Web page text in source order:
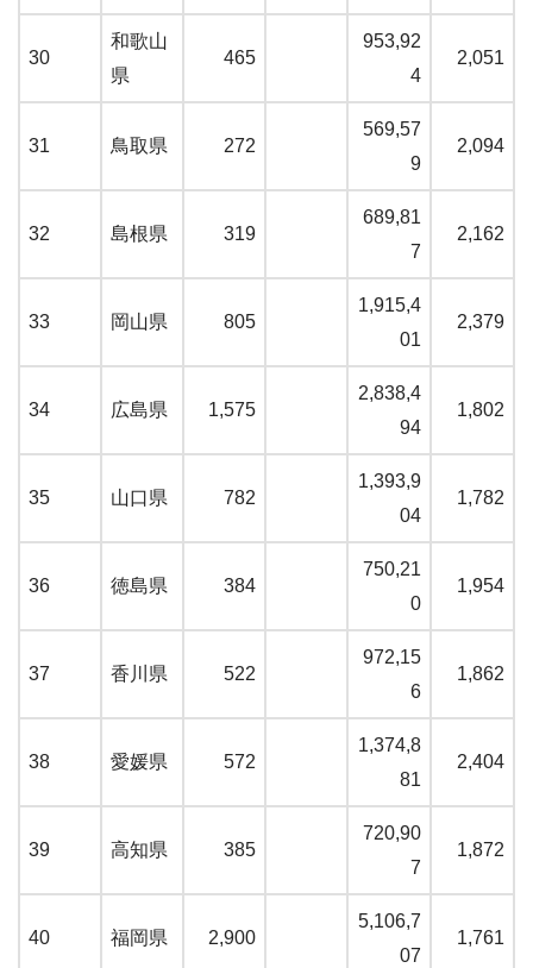
30
和歌山
県
465
953,92
4
2,051
31 鳥取県 272
569,57
9
2,094
32 島根県 319
689,81
7
2,162
33 岡山県 805
1,915,4
01
2,379
34 広島県 1,575
2,838,4
94
1,802
35 山口県 782
1,393,9
04
1,782
36 徳島県 384
750,21
0
1,954
37 香川県 522
972,15
6
1,862
38 愛媛県 572
1,374,8
81
2,404
39 高知県 385
720,90
7
1,872
40 福岡県 2,900
5,106,7
07
1,761